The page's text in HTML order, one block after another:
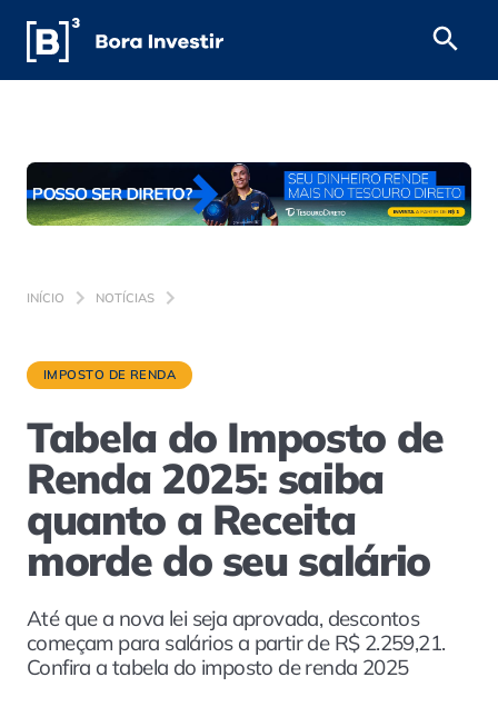
INÍCIO NOTÍCIAS
IMPOSTO DE RENDA
Tabela do Imposto de
Renda 2025: saiba
quanto a Receita
morde do seu salário
Até que a nova lei seja aprovada, descontos
começam para salários a partir de R$ 2.259,21.
Confira a tabela do imposto de renda 2025